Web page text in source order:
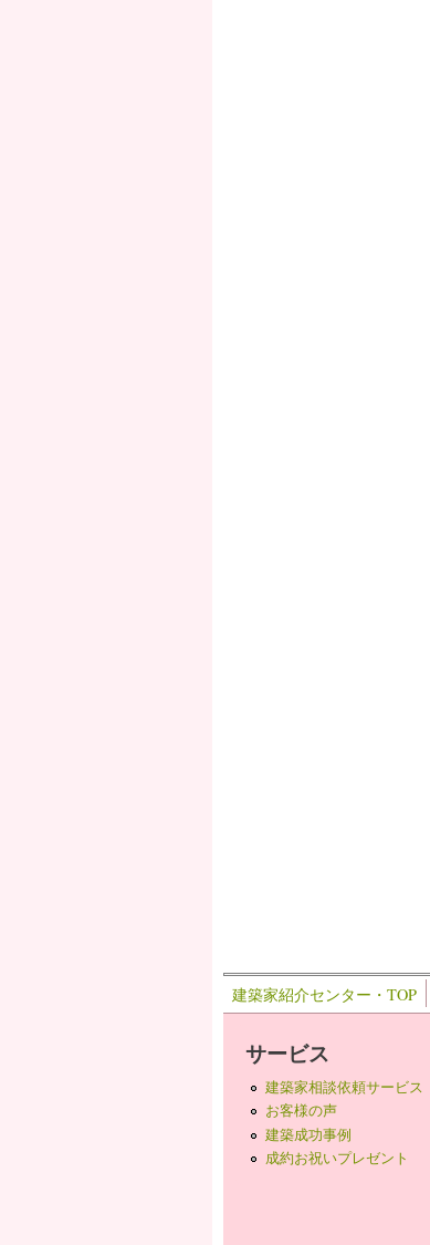
建築家紹介センター・TOP
サービス
建築家相談依頼サービス
お客様の声
建築成功事例
成約お祝いプレゼント